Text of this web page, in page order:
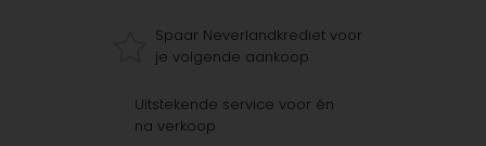
Spaar Neverlandkrediet voor
je volgende aankoop
Uitstekende service voor én
na verkoop